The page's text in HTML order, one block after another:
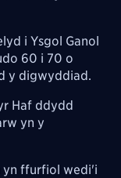
i Ysgol Ganol
60 i 70 o
y digwyddiad.
Haf ddydd
yn y
yn ffurfiol wedi'i